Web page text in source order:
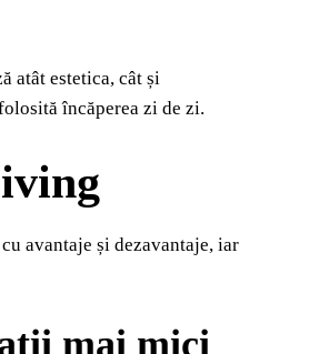
atât estetica, cât și
încăperea zi de zi.
avantaje și dezavantaje, iar
mai mici